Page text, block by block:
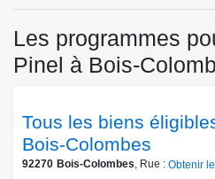
Les programmes
Pinel à Bois-
Tous les biens
Bois-Colombes
92270 Bois-Colombes , Rue : Obtenir